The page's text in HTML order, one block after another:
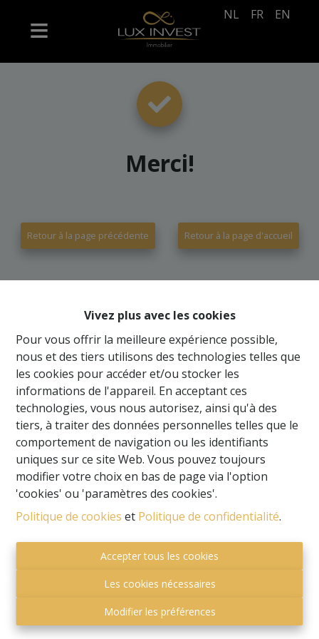
Vivez plus avec les cookies
Pour vous offrir la meilleure expérience possible,
nous et des tiers utilisons des technologies telles que
les cookies pour accéder et/ou stocker les
informations de l'appareil. En acceptant ces
technologies, vous nous autorisez, ainsi qu'à des
tiers, à traiter des données personnelles telles que le
comportement de navigation ou les identifiants
uniques sur ce site Web. Vous pouvez toujours
modifier votre choix en bas de page via l'option
'cookies' ou 'paramètres des cookies'.
Politique de cookies et Politique de confidentialité.
Accepter tous les cookies
Les cookies nécessaires
Modifier les préférences
NL FR EN
Merci!
Retour à la page précédente Retour à la page d'accueil
Autorité de surveillance:
Institut professionnel des courtiers immobiliers,
Luxemburgstraat 16B 1000 Bruxelles. Sous réserve
Privacy statement-Disclaimer